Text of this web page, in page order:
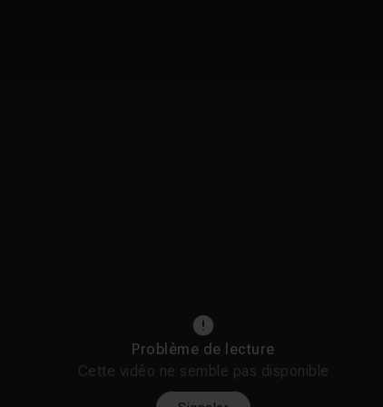
Problème de lecture
Cette vidéo ne semble pas disponible